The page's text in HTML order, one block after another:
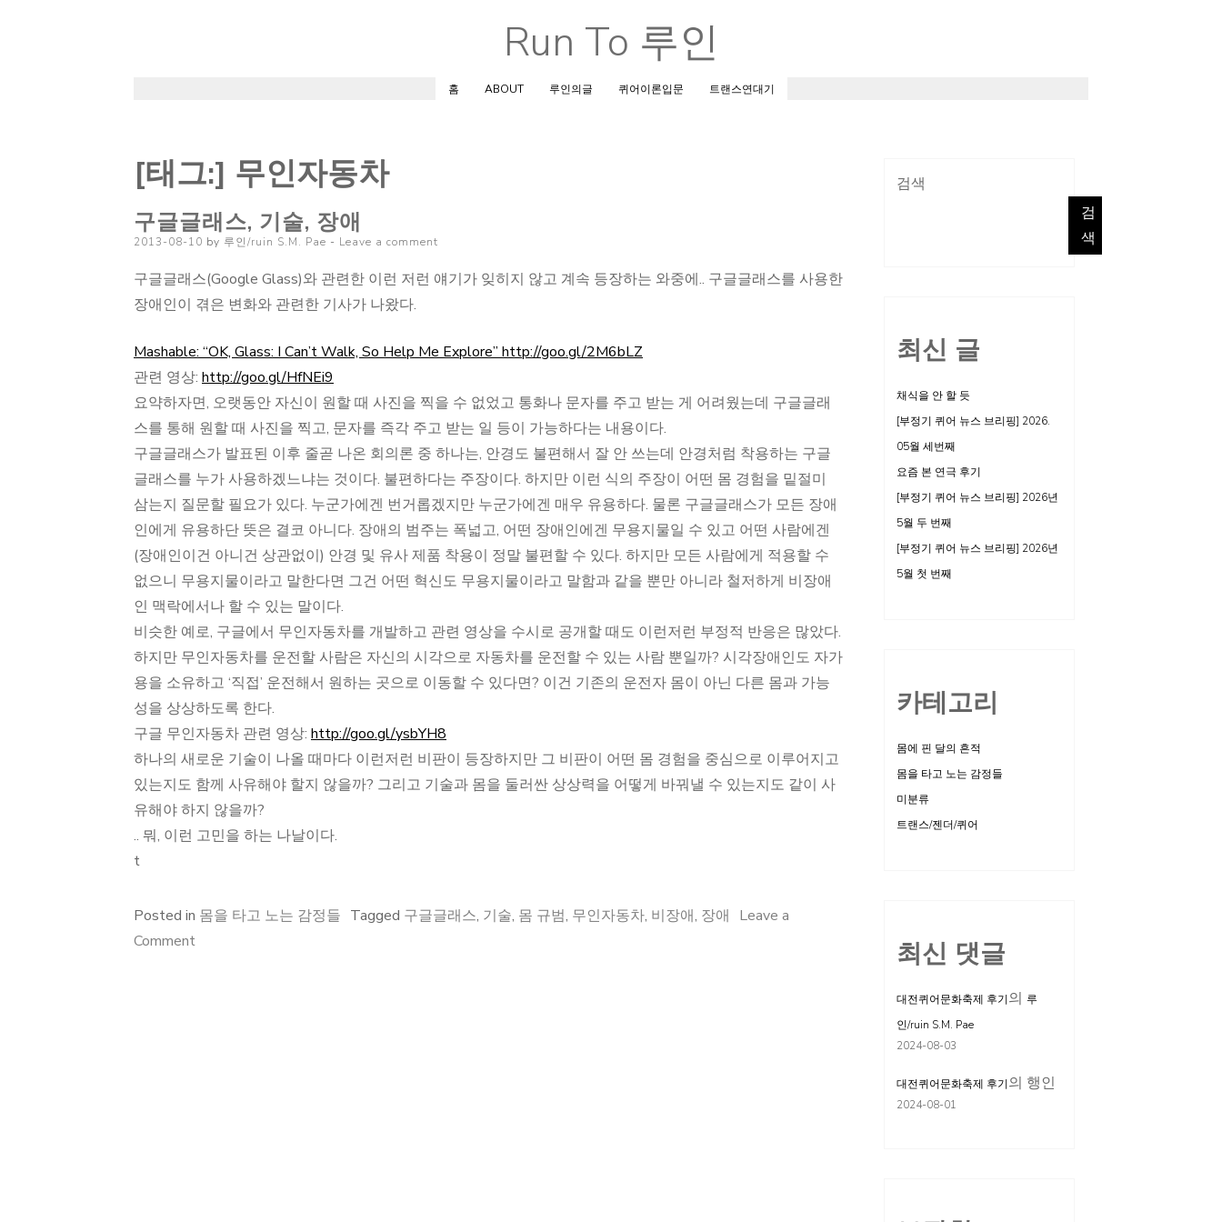
Skip
to
content
Run To 루인
홈 ABOUT 루인의글 퀴어이론입문 트랜스연대기
[태그:] 무인자동차
구글글래스, 기술, 장애
Posted
2013-08-10 by 루인/ruin S.M. Pae Leave a comment
구글글래스(Google Glass)와 관련한 이런 저런 얘기가 잊히지 않고 계속 등장하는 와중에.. 구글글래스를 사용한
장애인이 겪은 변화와 관련한 기사가 나왔다.
Mashable: “OK, Glass: I Can’t Walk, So Help Me Explore” http://goo.gl/2M6bLZ
관련 영상: http://goo.gl/HfNEi9
요약하자면, 오랫동안 자신이 원할 때 사진을 찍을 수 없었고 통화나 문자를 주고 받는 게 어려웠는데 구글글래
스를 통해 원할 때 사진을 찍고, 문자를 즉각 주고 받는 일 등이 가능하다는 내용이다.
구글글래스가 발표된 이후 줄곧 나온 회의론 중 하나는, 안경도 불편해서 잘 안 쓰는데 안경처럼 착용하는 구글
글래스를 누가 사용하겠느냐는 것이다. 불편하다는 주장이다. 하지만 이런 식의 주장이 어떤 몸 경험을 밑절미
삼는지 질문할 필요가 있다. 누군가에겐 번거롭겠지만 누군가에겐 매우 유용하다. 물론 구글글래스가 모든 장애
인에게 유용하단 뜻은 결코 아니다. 장애의 범주는 폭넓고, 어떤 장애인에겐 무용지물일 수 있고 어떤 사람에겐
(장애인이건 아니건 상관없이) 안경 및 유사 제품 착용이 정말 불편할 수 있다. 하지만 모든 사람에게 적용할 수
없으니 무용지물이라고 말한다면 그건 어떤 혁신도 무용지물이라고 말함과 같을 뿐만 아니라 철저하게 비장애
인 맥락에서나 할 수 있는 말이다.
비슷한 예로, 구글에서 무인자동차를 개발하고 관련 영상을 수시로 공개할 때도 이런저런 부정적 반응은 많았다.
하지만 무인자동차를 운전할 사람은 자신의 시각으로 자동차를 운전할 수 있는 사람 뿐일까? 시각장애인도 자가
용을 소유하고 ‘직접’ 운전해서 원하는 곳으로 이동할 수 있다면? 이건 기존의 운전자 몸이 아닌 다른 몸과 가능
성을 상상하도록 한다.
구글 무인자동차 관련 영상: http://goo.gl/ysbYH8
하나의 새로운 기술이 나올 때마다 이런저런 비판이 등장하지만 그 비판이 어떤 몸 경험을 중심으로 이루어지고
있는지도 함께 사유해야 할지 않을까? 그리고 기술과 몸을 둘러싼 상상력을 어떻게 바꿔낼 수 있는지도 같이 사
유해야 하지 않을까?
.. 뭐, 이런 고민을 하는 나날이다.
t
Posted in 몸을 타고 노는 감정들 Tagged 구글글래스, 기술, 몸 규범, 무인자동차, 비장애, 장애 Leave a
Commenton
검색
검
색
최신 글
채식을 안 할 듯
[부정기 퀴어 뉴스 브리핑] 2026.
05월 세번째
요즘 본 연극 후기
[부정기 퀴어 뉴스 브리핑] 2026년
5월 두 번째
[부정기 퀴어 뉴스 브리핑] 2026년
5월 첫 번째
카테고리
몸에 핀 달의 흔적
몸을 타고 노는 감정들
미분류
트랜스/젠더/퀴어
최신 댓글
대전퀴어문화축제 후기의 루
인/ruin S.M. Pae
2024-08-03
대전퀴어문화축제 후기의 행인
2024-08-01